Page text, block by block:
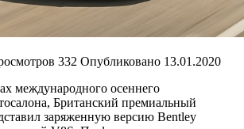
332 Опубликовано 13.01.2020
международного осеннего
Британский премиальный
заряженную версию Bentley